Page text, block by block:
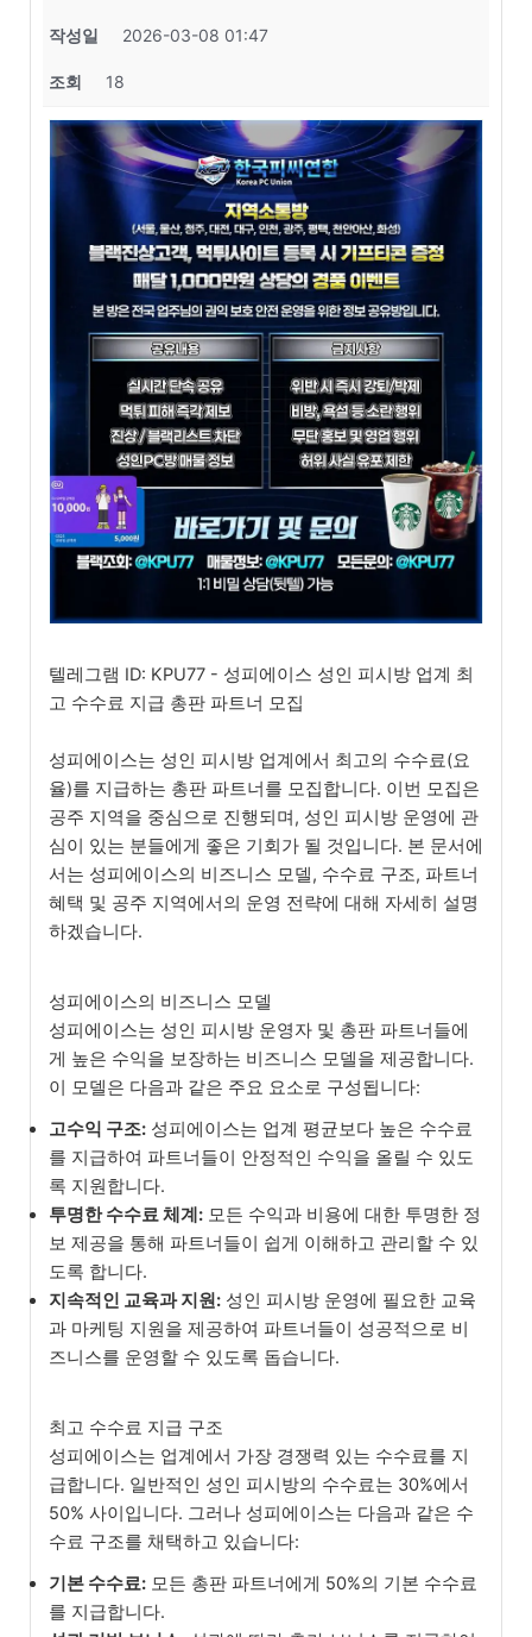
작성일 2026-03-08 01:47
조회 18
텔레그램 ID: KPU77 - 성피에이스 성인 피시방 업계 최
고 수수료 지급 총판 파트너 모집
성피에이스는 성인 피시방 업계에서 최고의 수수료(요
율)를 지급하는 총판 파트너를 모집합니다. 이번 모집은
공주 지역을 중심으로 진행되며, 성인 피시방 운영에 관
심이 있는 분들에게 좋은 기회가 될 것입니다. 본 문서에
서는 성피에이스의 비즈니스 모델, 수수료 구조, 파트너
혜택 및 공주 지역에서의 운영 전략에 대해 자세히 설명
하겠습니다.
성피에이스의 비즈니스 모델
성피에이스는 성인 피시방 운영자 및 총판 파트너들에
게 높은 수익을 보장하는 비즈니스 모델을 제공합니다.
이 모델은 다음과 같은 주요 요소로 구성됩니다:
고수익 구조: 성피에이스는 업계 평균보다 높은 수수료
를 지급하여 파트너들이 안정적인 수익을 올릴 수 있도
록 지원합니다.
투명한 수수료 체계: 모든 수익과 비용에 대한 투명한 정
보 제공을 통해 파트너들이 쉽게 이해하고 관리할 수 있
도록 합니다.
지속적인 교육과 지원: 성인 피시방 운영에 필요한 교육
과 마케팅 지원을 제공하여 파트너들이 성공적으로 비
즈니스를 운영할 수 있도록 돕습니다.
최고 수수료 지급 구조
성피에이스는 업계에서 가장 경쟁력 있는 수수료를 지
급합니다. 일반적인 성인 피시방의 수수료는 30%에서
50% 사이입니다. 그러나 성피에이스는 다음과 같은 수
수료 구조를 채택하고 있습니다:
기본 수수료: 모든 총판 파트너에게 50%의 기본 수수료
를 지급합니다.